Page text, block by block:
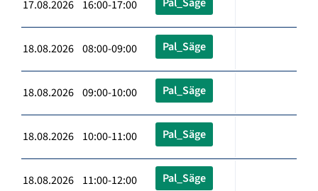
17.08.2026 16:00-17:00
18.08.2026 08:00-09:00 Pal_Säge
18.08.2026 09:00-10:00 Pal_Säge
18.08.2026 10:00-11:00 Pal_Säge
18.08.2026 11:00-12:00 Pal_Säge